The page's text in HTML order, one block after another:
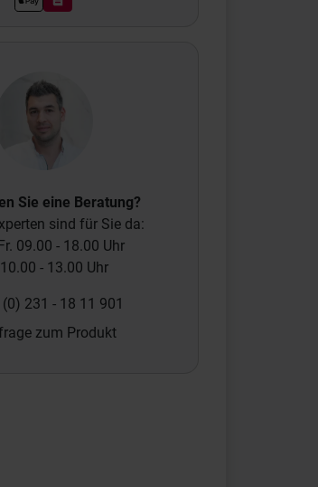
Sie eine Beratung?
sind für Sie da:
09.00 - 18.00 Uhr
- 13.00 Uhr
231 - 18 11 901
zum Produkt